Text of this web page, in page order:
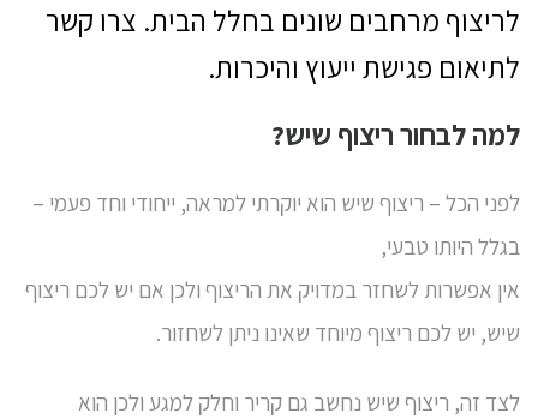
לריצוף מרחבים שונים בחלל הבית. צרו קשר
לתיאום פגישת ייעוץ והיכרות.
למה לבחור ריצוף שיש?
לפני הכל – ריצוף שיש הוא יוקרתי למראה, ייחודי וחד פעמי –
בגלל היותו טבעי,
אין אפשרות לשחזר במדויק את הריצוף ולכן אם יש לכם ריצוף
שיש, יש לכם ריצוף מיוחד שאינו ניתן לשחזור.
לצד זה, ריצוף שיש נחשב גם קריר וחלק למגע ולכן הוא